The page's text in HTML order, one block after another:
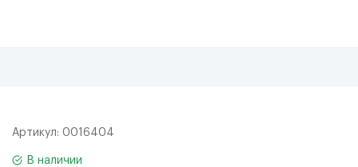
Артикул: 0016404
В наличии